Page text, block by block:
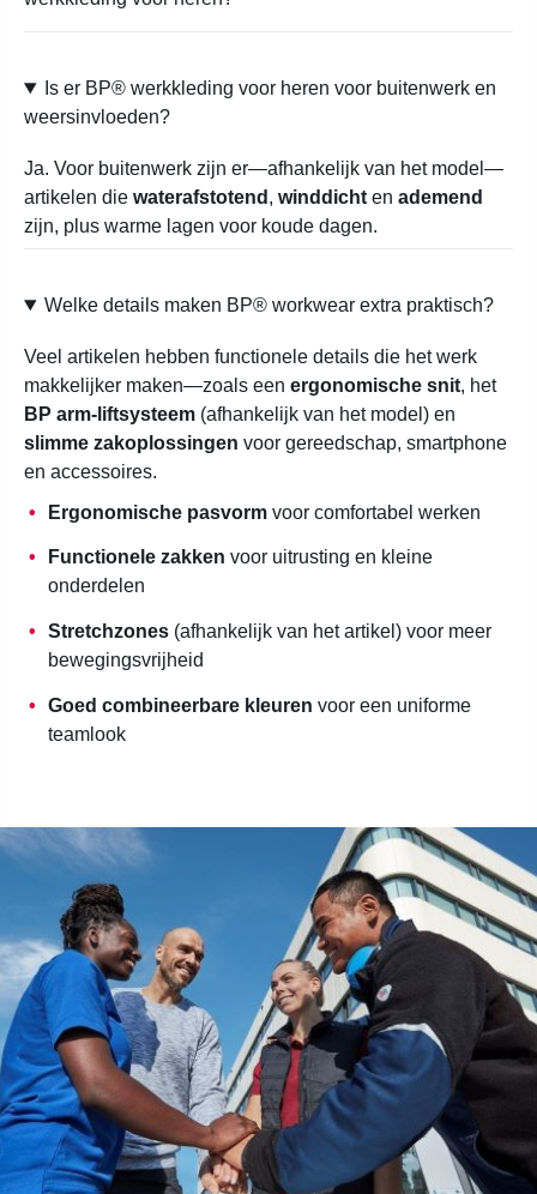
Is er BP® werkkleding voor heren voor buitenwerk en
weersinvloeden?
Ja. Voor buitenwerk zijn er—afhankelijk van het model—
artikelen die waterafstotend , winddicht en ademend
zijn, plus warme lagen voor koude dagen.
Welke details maken BP® workwear extra praktisch?
Veel artikelen hebben functionele details die het werk
makkelijker maken—zoals een ergonomische snit, het
BP arm-liftsysteem (afhankelijk van het model) en
slimme zakoplossingen voor gereedschap, smartphone
en accessoires.
Ergonomische pasvorm voor comfortabel werken
Functionele zakken voor uitrusting en kleine
onderdelen
Stretchzones (afhankelijk van het artikel) voor meer
bewegingsvrijheid
Goed combineerbare kleuren voor een uniforme
teamlook